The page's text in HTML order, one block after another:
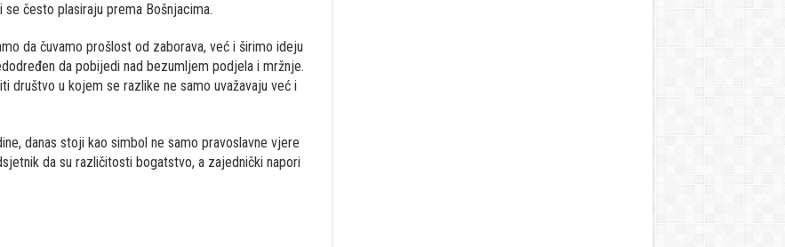
često plasiraju prema Bošnjacima.
da čuvamo prošlost od zaborava, već i širimo ideju
da pobijedi nad bezumljem podjela i mržnje.
društvo u kojem se razlike ne samo uvažavaju već i
danas stoji kao simbol ne samo pravoslavne vjere
da su različitosti bogatstvo, a zajednički napori